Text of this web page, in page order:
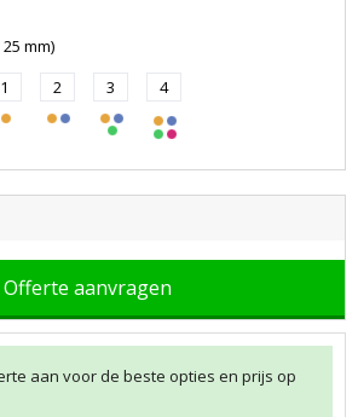
mm)
1 2 3 4
Offerte aanvragen
aan voor de beste opties en prijs op